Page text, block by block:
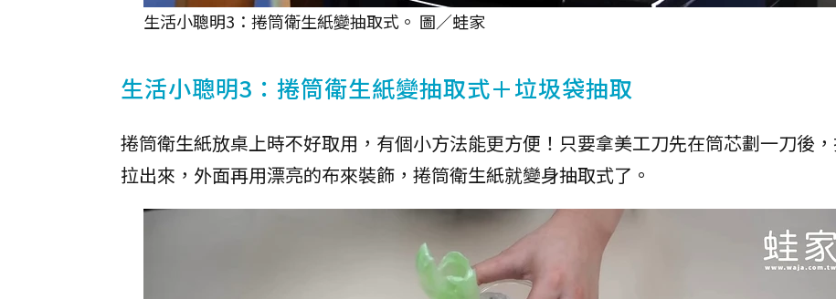
生活小聰明3：捲筒衛生紙變抽取式。 圖／蛙家
生活小聰明3：捲筒衛生紙變抽取式＋垃圾袋抽取
捲筒衛生紙放桌上時不好取用，有個小方法能更方便！只要拿美工刀先在筒芯劃一刀後
拉出來，外面再用漂亮的布來裝飾，捲筒衛生紙就變身抽取式了。